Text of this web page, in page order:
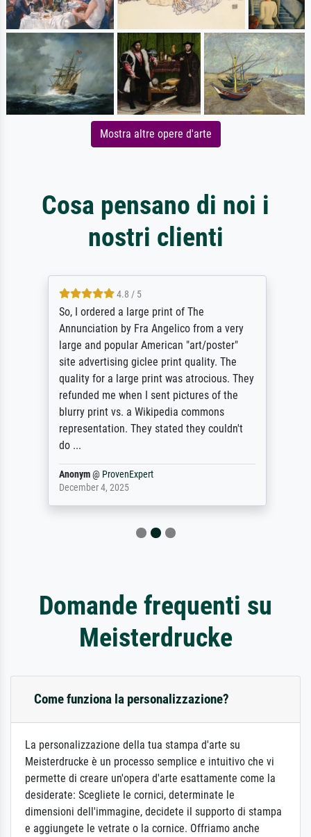
Mostra altre opere d'arte
Cosa pensano di noi i
nostri clienti
4.8 / 5
So, I ordered a large print of The
Annunciation by Fra Angelico from a very
large and popular American "art/poster"
site advertising giclee print quality. The
quality for a large print was atrocious. They
refunded me when I sent pictures of the
blurry print vs. a Wikipedia commons
representation. They stated they couldn't
do ...
Anonym@ ProvenExpert
December 4, 2025
Domande frequenti su
Meisterdrucke
Come funziona la personalizzazione?
La personalizzazione della tua stampa d'arte su
Meisterdrucke è un processo semplice e intuitivo che vi
permette di creare un'opera d'arte esattamente come la
desiderate: Scegliete le cornici, determinate le
dimensioni dell'immagine, decidete il supporto di stampa
e aggiungete le vetrate o la cornice. Offriamo anche